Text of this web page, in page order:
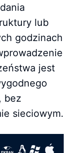
lub
godzinach
jest
bez
sieciowym.